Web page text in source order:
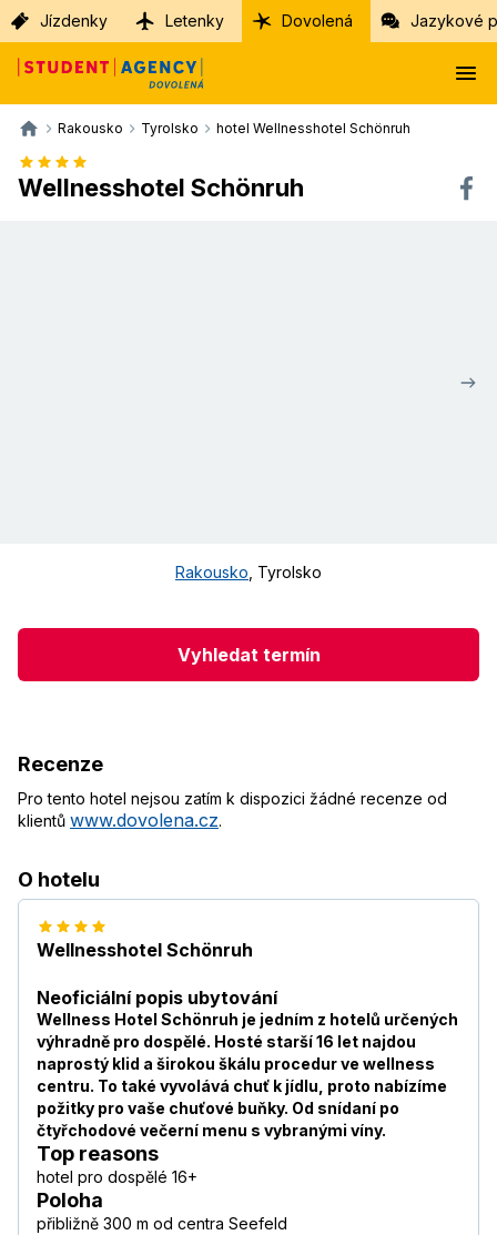
Jízdenky Letenky Dovolená Jazykové
Rakousko Tyrolsko hotel Wellnesshotel Schönruh
Wellnesshotel Schönruh
Rakousko Tyrolsko
Vyhledat termín
Recenze
Pro tento hotel nejsou zatím k dispozici žádné recenze od
klientů www.dovolena.cz.
O hotelu
Wellnesshotel Schönruh
Neoficiální popis ubytování
Wellness Hotel Schönruh je jedním z hotelů určených
výhradně pro dospělé. Hosté starší 16 let najdou
naprostý klid a širokou škálu procedur ve wellness
centru. To také vyvolává chuť k jídlu, proto nabízíme
požitky pro vaše chuťové buňky. Od snídaní po
čtyřchodové večerní menu s vybranými víny.
Top reasons
hotel pro dospělé 16+
Poloha
přibližně 300 m od centra Seefeld